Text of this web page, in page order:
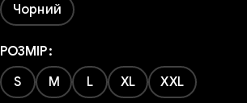
Чорний
РОЗМІР
S
M L XL XXL